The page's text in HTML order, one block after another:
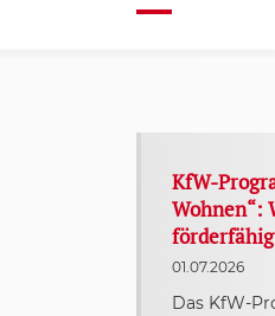
KfW-
Wohnen“:
01.07.2026
Das KfW-